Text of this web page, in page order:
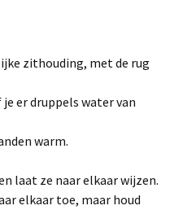
zithouding, met de rug
er druppels water van
warm.
laat ze naar elkaar wijzen.
elkaar toe, maar houd